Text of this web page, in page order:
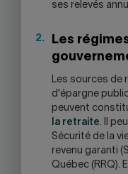
ses relevés
Les
Les sources de
d'épargne
peuvent
la retraite. Il
Sécurité de la
revenu garanti
Québec (RRQ).